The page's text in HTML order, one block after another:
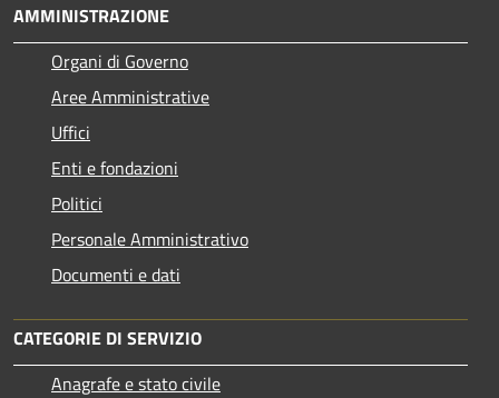
AMMINISTRAZIONE
Organi di Governo
Aree Amministrative
Uffici
Enti e fondazioni
Politici
Personale Amministrativo
Documenti e dati
CATEGORIE DI SERVIZIO
Anagrafe e stato civile